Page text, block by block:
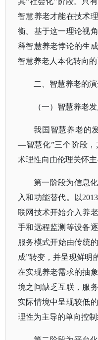
智慧养老才能在技术
衡。基于这一理论视
释智慧养老悖论的生
智慧养老人本化转向的
二、智慧养老的
（一）智慧养老
我国智慧养老的
—智慧化”三个阶段，
术理性向由伦理关怀
第一阶段为信息
入和功能替代。以
联网技术开始介入养
手和远程监测等设备
服务模式开始由传统
成”转变，并呈现鲜明
在实现养老需求的抽
境之间缺乏互联，服
实际情境中呈现较低
理性为主导的单向控制